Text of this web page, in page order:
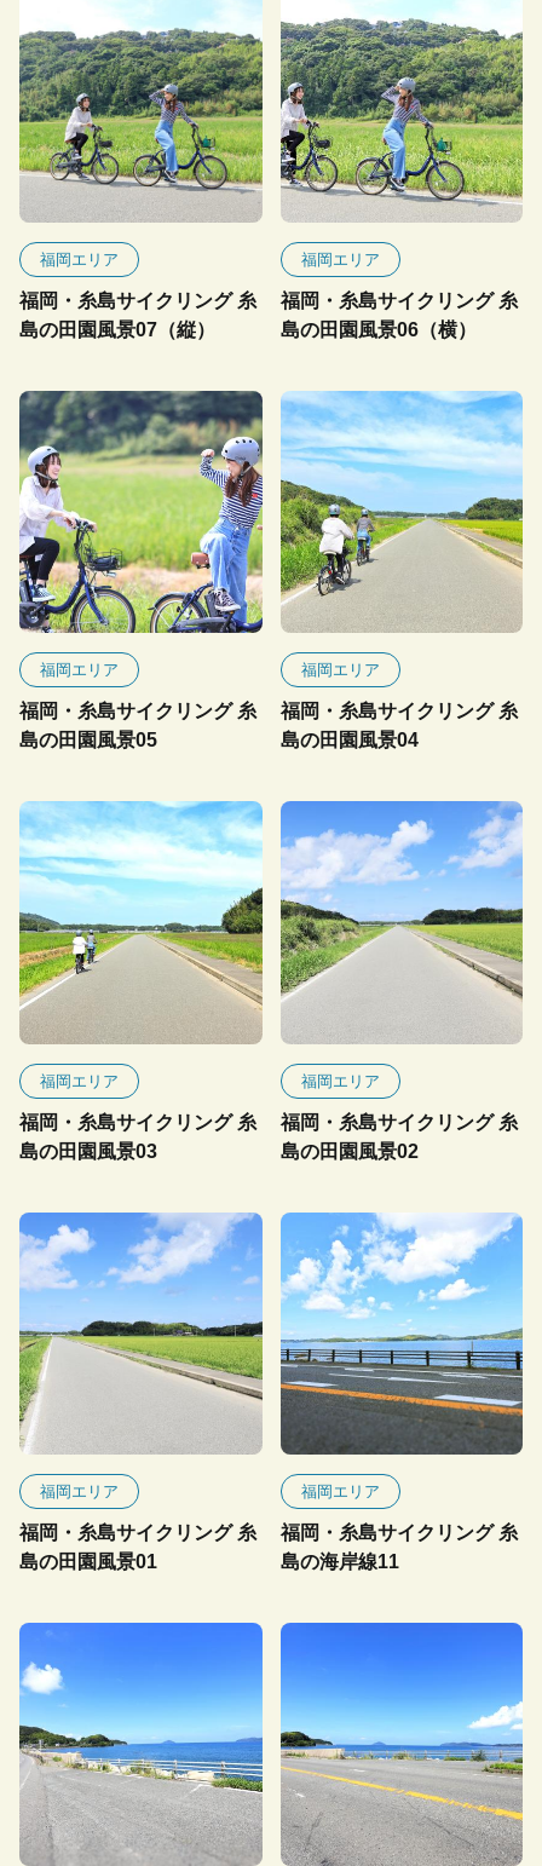
福岡エリア
福岡・糸島サイクリング 糸
島の田園風景07（縦）
福岡エリア
福岡・糸島サイクリング 糸
島の田園風景06（横）
福岡エリア
福岡・糸島サイクリング 糸
島の田園風景05
福岡エリア
福岡・糸島サイクリング 糸
島の田園風景04
福岡エリア
福岡・糸島サイクリング 糸
島の田園風景03
福岡エリア
福岡・糸島サイクリング 糸
島の田園風景02
福岡エリア
福岡・糸島サイクリング 糸
島の田園風景01
福岡エリア
福岡・糸島サイクリング 糸
島の海岸線11